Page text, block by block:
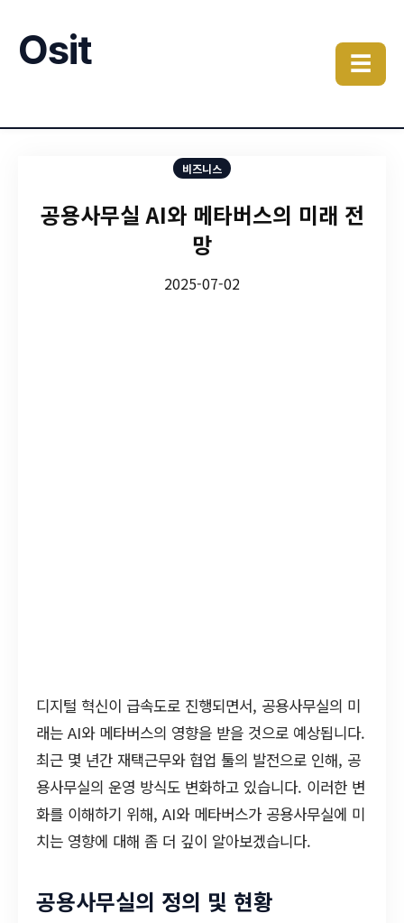
Osit ☰
비즈니스
공용사무실 AI와 메타버스의 미래 전
망
2025-07-02
디지털 혁신이 급속도로 진행되면서, 공용사무실의 미
래는 AI와 메타버스의 영향을 받을 것으로 예상됩니다.
최근 몇 년간 재택근무와 협업 툴의 발전으로 인해, 공
용사무실의 운영 방식도 변화하고 있습니다. 이러한 변
화를 이해하기 위해, AI와 메타버스가 공용사무실에 미
치는 영향에 대해 좀 더 깊이 알아보겠습니다.
공용사무실의 정의 및 현황